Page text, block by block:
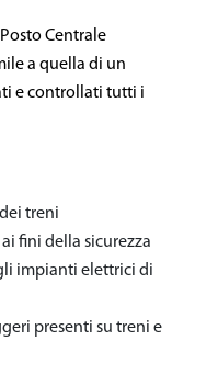
Centrale
a quella di un
e controllati tutti i
treni
fini della sicurezza
impianti elettrici di
presenti su treni e